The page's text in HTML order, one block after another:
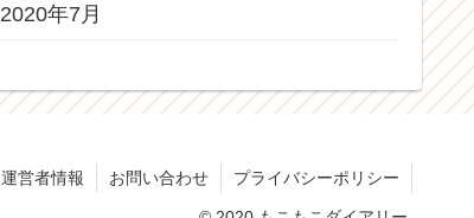
2020年7月
運営者情報 お問い合わせ プライバシーポリシー